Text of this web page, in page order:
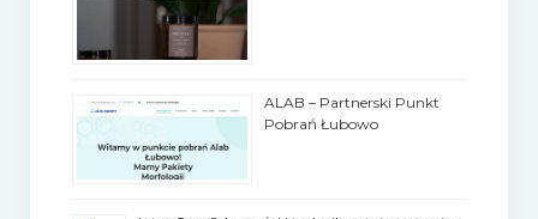
ALAB – Partnerski Punkt
Pobrań Łubowo